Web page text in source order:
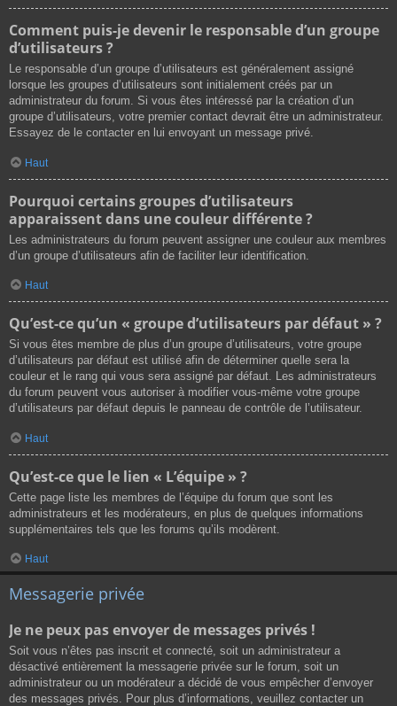
Comment puis-je devenir le responsable d’un groupe
d’utilisateurs ?
Le responsable d’un groupe d’utilisateurs est généralement assigné
lorsque les groupes d’utilisateurs sont initialement créés par un
administrateur du forum. Si vous êtes intéressé par la création d’un
groupe d’utilisateurs, votre premier contact devrait être un administrateur.
Essayez de le contacter en lui envoyant un message privé.
Haut
Pourquoi certains groupes d’utilisateurs
apparaissent dans une couleur différente ?
Les administrateurs du forum peuvent assigner une couleur aux membres
d’un groupe d’utilisateurs afin de faciliter leur identification.
Haut
Qu’est-ce qu’un « groupe d’utilisateurs par défaut » ?
Si vous êtes membre de plus d’un groupe d’utilisateurs, votre groupe
d’utilisateurs par défaut est utilisé afin de déterminer quelle sera la
couleur et le rang qui vous sera assigné par défaut. Les administrateurs
du forum peuvent vous autoriser à modifier vous-même votre groupe
d’utilisateurs par défaut depuis le panneau de contrôle de l’utilisateur.
Haut
Qu’est-ce que le lien « L’équipe » ?
Cette page liste les membres de l’équipe du forum que sont les
administrateurs et les modérateurs, en plus de quelques informations
supplémentaires tels que les forums qu’ils modèrent.
Haut
Messagerie privée
Je ne peux pas envoyer de messages privés !
Soit vous n’êtes pas inscrit et connecté, soit un administrateur a
désactivé entièrement la messagerie privée sur le forum, soit un
administrateur ou un modérateur a décidé de vous empêcher d’envoyer
des messages privés. Pour plus d’informations, veuillez contacter un